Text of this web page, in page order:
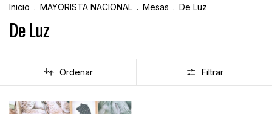
Inicio . MAYORISTA NACIONAL . Mesas . De Luz
De Luz
Ordenar Filtrar